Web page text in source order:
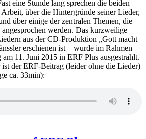
eine Stunde lang sprechen die beiden
über die Hintergründe seiner Lieder,
über einige der zentralen Themen, die
werden. Das kurzweilige
aus der CD-Produktion „Gott macht
erschienen ist – wurde im Rahmen
am 11. Juni 2015 in ERF Plus ausgestrahlt.
ist der ERF-Beitrag (leider ohne die Lieder)
ca. 33min):